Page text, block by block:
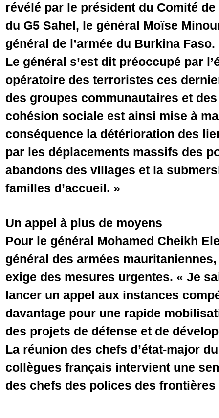
révélé par le président du Comité
du G5 Sahel, le général Moïse
général de l’armée du Burkina Faso.
Le général s’est dit préoccupé par
opératoire des terroristes ces
des groupes communautaires et
cohésion sociale est ainsi mise à
conséquence la détérioration des
par les déplacements massifs des
abandons des villages et la
familles d’accueil. »
Un appel à plus de moyens
Pour le général Mohamed Cheikh
général des armées
exige des mesures urgentes. « Je
lancer un appel aux instances
davantage pour une rapide
des projets de défense et de
La réunion des chefs d’état-major
collègues français intervient une
des chefs des polices des frontières